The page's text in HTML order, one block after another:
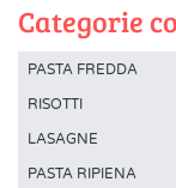
Categorie
PASTA FREDDA
RISOTTI
LASAGNE
PASTA RIPIENA